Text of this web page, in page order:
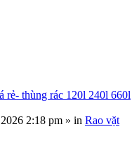
rẻ- thùng rác 120l 240l 660l
2:18 pm » in Rao vặt